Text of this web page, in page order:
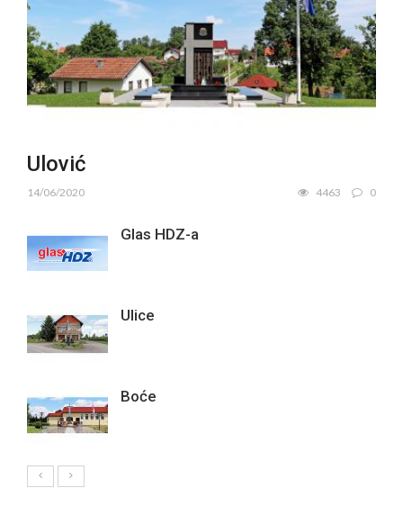
Ulović
14/06/2020 4463 0
Glas HDZ-a
Ulice
Boće